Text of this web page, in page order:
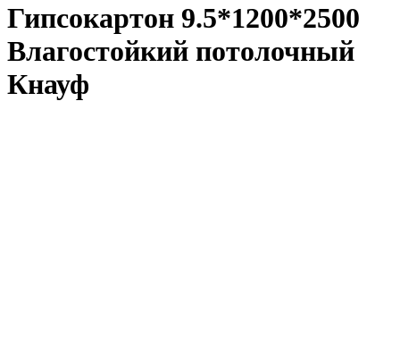
Гипсокартон 9.5*1200*2500
Влагостойкий потолочный
Кнауф